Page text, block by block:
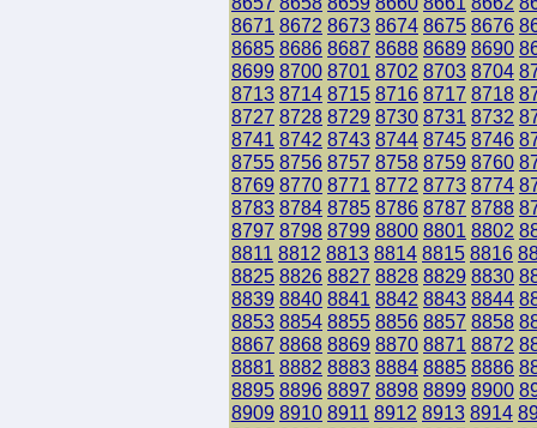
8671 8672 8673 8674 8675 8676
8685 8686 8687 8688 8689 8690
8699 8700 8701 8702 8703 8704
8713 8714 8715 8716 8717 8718
8727 8728 8729 8730 8731 8732
8741 8742 8743 8744 8745 8746
8755 8756 8757 8758 8759 8760
8769 8770 8771 8772 8773 8774
8783 8784 8785 8786 8787 8788
8797 8798 8799 8800 8801 8802
8811 8812 8813 8814 8815 8816
8825 8826 8827 8828 8829 8830
8839 8840 8841 8842 8843 8844
8853 8854 8855 8856 8857 8858
8867 8868 8869 8870 8871 8872
8881 8882 8883 8884 8885 8886
8895 8896 8897 8898 8899 8900
8909 8910 8911 8912 8913 8914